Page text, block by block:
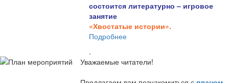
состоится литературно – игровое
занятие
«Хвостатые истории».
Подробнее
.
Уважаемые читатели!